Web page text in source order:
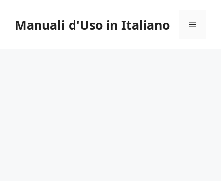
contenuto
Manuali d'Uso in Italiano Menu